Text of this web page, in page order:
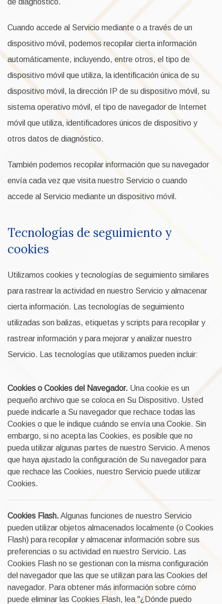
de diagnóstico.
Cuando accede al Servicio mediante o a través de un
dispositivo móvil, podemos recopilar cierta información
automáticamente, incluyendo, entre otros, el tipo de
dispositivo móvil que utiliza, la identificación única de su
dispositivo móvil, la dirección IP de su dispositivo móvil, su
sistema operativo móvil, el tipo de navegador de Internet
móvil que utiliza, identificadores únicos de dispositivo y
otros datos de diagnóstico.
También podemos recopilar información que su navegador
envía cada vez que visita nuestro Servicio o cuando
accede al Servicio mediante un dispositivo móvil.
Tecnologías de seguimiento y
cookies
Utilizamos cookies y tecnologías de seguimiento similares
para rastrear la actividad en nuestro Servicio y almacenar
cierta información. Las tecnologías de seguimiento
utilizadas son balizas, etiquetas y scripts para recopilar y
rastrear información y para mejorar y analizar nuestro
Servicio. Las tecnologías que utilizamos pueden incluir:
Cookies o Cookies del Navegador. Una cookie es un
pequeño archivo que se coloca en Su Dispositivo. Usted
puede indicarle a Su navegador que rechace todas las
Cookies o que le indique cuándo se envía una Cookie. Sin
embargo, si no acepta las Cookies, es posible que no
pueda utilizar algunas partes de nuestro Servicio. A menos
que haya ajustado la configuración de Su navegador para
que rechace las Cookies, nuestro Servicio puede utilizar
Cookies.
Cookies Flash. Algunas funciones de nuestro Servicio
pueden utilizar objetos almacenados localmente (o Cookies
Flash) para recopilar y almacenar información sobre sus
preferencias o su actividad en nuestro Servicio. Las
Cookies Flash no se gestionan con la misma configuración
del navegador que las que se utilizan para las Cookies del
navegador. Para obtener más información sobre cómo
puede eliminar las Cookies Flash, lea "¿Dónde puedo